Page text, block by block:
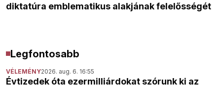
diktatúra emblematikus alakjának felelősségét
Legfontosabb
VÉLEMÉNY2026. aug. 6. 16:55
Évtizedek óta ezermilliárdokat szórunk ki az